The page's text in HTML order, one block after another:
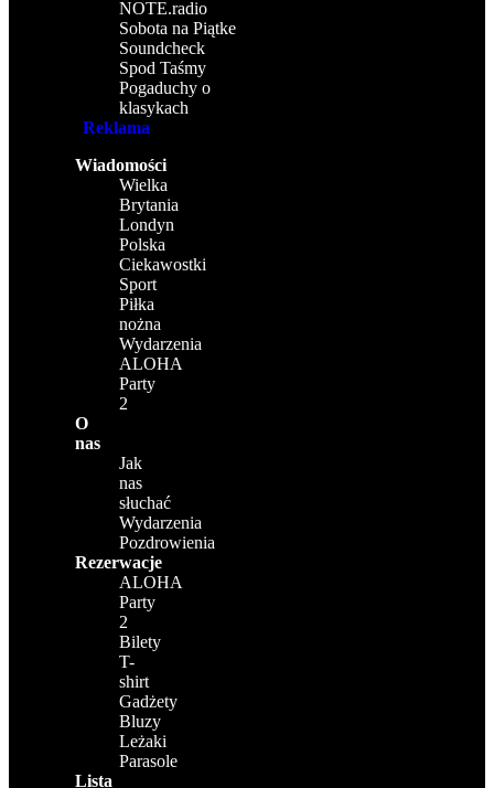
NOTE.radio
Sobota na Piątke
Soundcheck
Spod Taśmy
Pogaduchy o
klasykach
Reklama
Wiadomości
Wielka
Brytania
Londyn
Polska
Ciekawostki
Sport
Piłka
nożna
Wydarzenia
ALOHA
Party
2
O
nas
Jak
nas
słuchać
Wydarzenia
Pozdrowienia
Rezerwacje
ALOHA
Party
2
Bilety
T-
shirt
Gadżety
Bluzy
Leżaki
Parasole
Lista